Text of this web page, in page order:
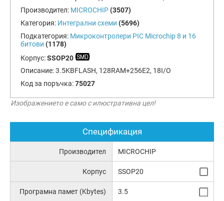
Производител: MICROCHIP (3507)
Категория: Интегрални схеми (5696)
Подкатегория: Микроконтролери PIC Microchip 8 и 16
битови (1178)
Корпус:SSOP20
Описание:3.5KBFLASH, 128RAM+256E2, 18I/O
Код за поръчка:75027
Изображението е само с илюстративна цел!
Спецификация
Производител MICROCHIP
Корпус SSOP20
Програмна памет (Kbytes) 3.5